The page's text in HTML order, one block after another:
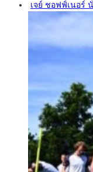
เจย์ ชอฟฟ์เนอร์